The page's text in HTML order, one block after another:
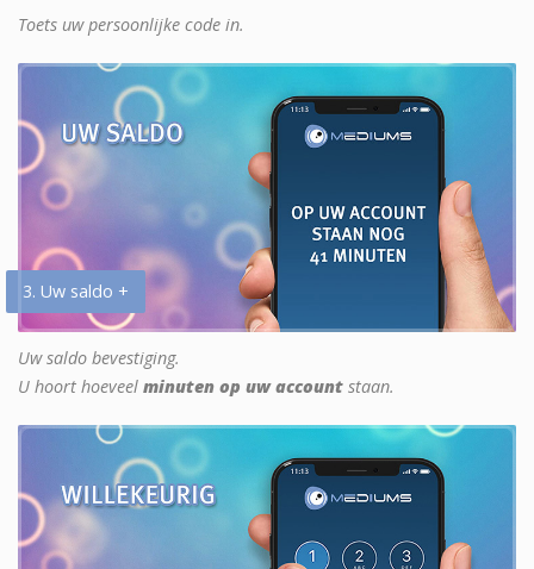
Toets uw persoonlijke code in.
3. Uw saldo +
Uw saldo bevestiging.
U hoort hoeveel minuten op uw account staan.